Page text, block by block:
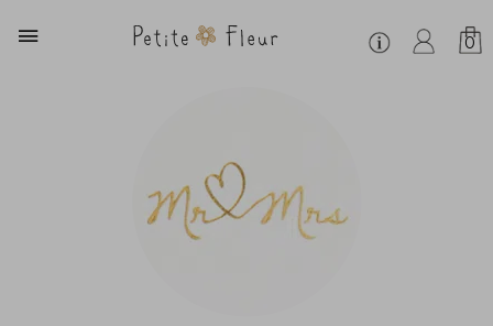
0